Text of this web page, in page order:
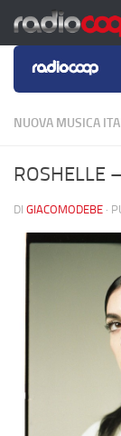
Salta al
NUOVA MUSICA
ROSHELLE
DI GIACOMODEBE ·